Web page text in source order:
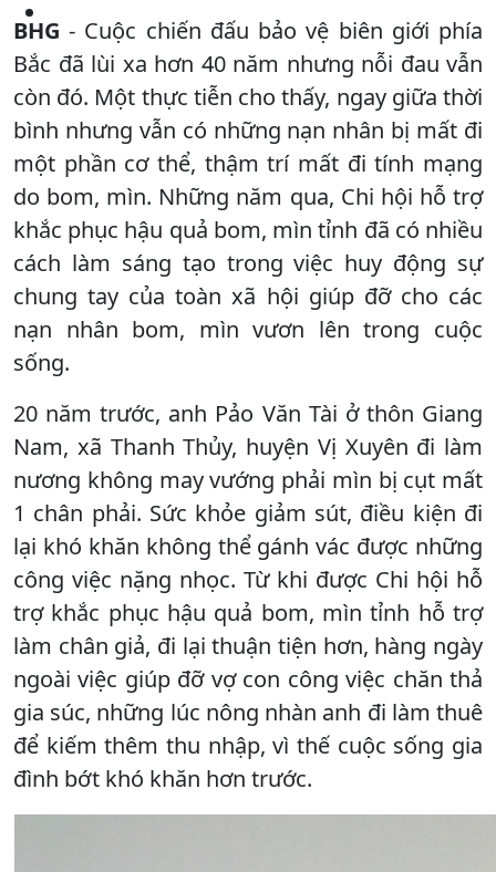
BHG- Cuộc chiến đấu bảo vệ biên giới phía
Bắc đã lùi xa hơn 40 năm nhưng nỗi đau vẫn
còn đó. Một thực tiễn cho thấy, ngay giữa thời
bình nhưng vẫn có những nạn nhân bị mất đi
một phần cơ thể, thậm trí mất đi tính mạng
do bom, mìn. Những năm qua, Chi hội hỗ trợ
khắc phục hậu quả bom, mìn tỉnh đã có nhiều
cách làm sáng tạo trong việc huy động sự
chung tay của toàn xã hội giúp đỡ cho các
nạn nhân bom, mìn vươn lên trong cuộc
sống.
20 năm trước, anh Pảo Văn Tài ở thôn Giang
Nam, xã Thanh Thủy, huyện Vị Xuyên đi làm
nương không may vướng phải mìn bị cụt mất
1 chân phải. Sức khỏe giảm sút, điều kiện đi
lại khó khăn không thể gánh vác được những
công việc nặng nhọc. Từ khi được Chi hội hỗ
trợ khắc phục hậu quả bom, mìn tỉnh hỗ trợ
làm chân giả, đi lại thuận tiện hơn, hàng ngày
ngoài việc giúp đỡ vợ con công việc chăn thả
gia súc, những lúc nông nhàn anh đi làm thuê
để kiếm thêm thu nhập, vì thế cuộc sống gia
đình bớt khó khăn hơn trước.